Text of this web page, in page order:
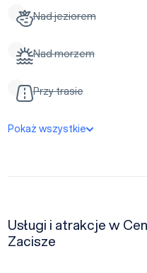
Nad jeziorem
Nad morzem
Przy trasie
Pokaż wszystkie
Usługi i atrakcje w
Zacisze